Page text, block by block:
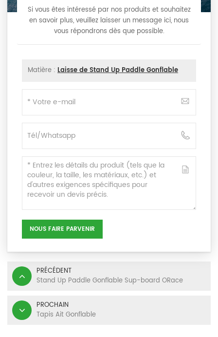
Si vous êtes intéressé par nos produits et souhaitez
en savoir plus, veuillez laisser un message ici, nous
vous répondrons dès que possible.
Matière : Laisse de Stand Up Paddle Gonflable
NOUS FAIRE PARVENIR
PRÉCÉDENT
Stand Up Paddle Gonflable Sup-board ORace
PROCHAIN
Tapis Ait Gonflable